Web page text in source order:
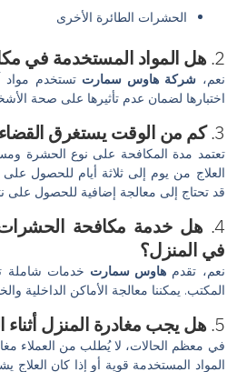
الحشرات الطائرة الأخرى
2. هل المواد المستخدمة في
نعم،شركة هاوس سمارت تستخدم مواد
اختبارها لضمان عدم تأثيرها على صحة
3. كم من الوقت يستغرق
تعتمد مدة المكافحة على نوع الحشرة
العلاج من يوم إلى ثلاثة أيام للحصول
قد تحتاج إلى معالجة إضافية للحصول على
4. هل خدمة مكافحة
في المنزل؟
نعم، تقدم هاوس سمارت خدمات شاملة
المكتب. يمكننا معالجة الأماكن الداخلية
5. هل يجب مغادرة المنزل أثناء
في معظم الحالات، لا يُطلب من العملاء
المواد المستخدمة قوية أو إذا كان العلاج